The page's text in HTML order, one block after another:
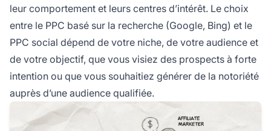
leur comportement et leurs centres d’intérêt. Le choix
entre le PPC basé sur la recherche (Google, Bing) et le
PPC social dépend de votre niche, de votre audience et
de votre objectif, que vous visiez des prospects à forte
intention ou que vous souhaitiez générer de la notoriété
auprès d’une audience qualifiée.